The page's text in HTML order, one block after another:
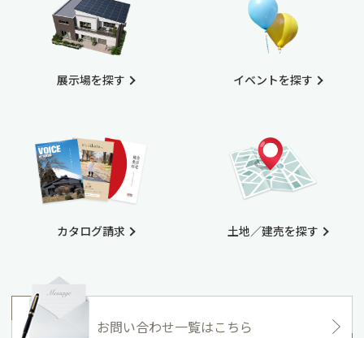
展示場を探す
カタログ請求
イベントを探す
土地／建売を探す
お問い合わせ一覧はこちら